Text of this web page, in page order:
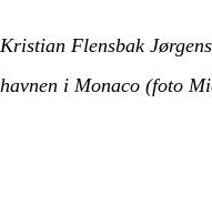
Kristian Flensbak
havnen i Monaco (foto